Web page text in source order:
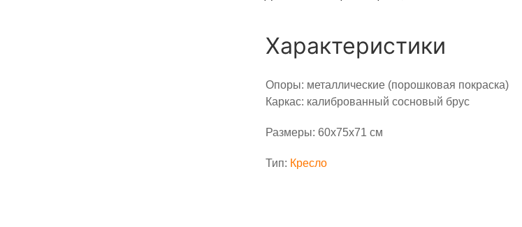
Характеристики
Опоры: металлические (порошковая покраска)
Каркас: калиброванный сосновый брус
Размеры: 60х75х71 см
Тип: Кресло